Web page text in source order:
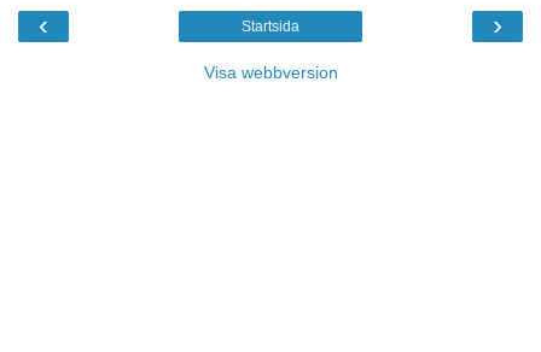
‹ ›
Startsida
Visa webbversion